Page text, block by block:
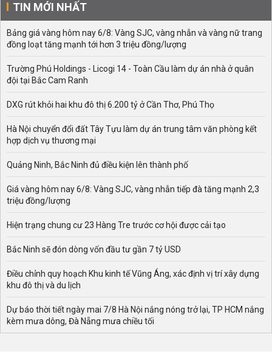
TIN MỚI NHẤT
Bảng giá vàng hôm nay 6/8: Vàng SJC, vàng nhẫn và vàng nữ trang
đồng loạt tăng mạnh tới hơn 3 triệu đồng/lượng
Trường Phú Holdings - Licogi 14 - Toàn Cầu làm dự án nhà ở quân
đội tại Bắc Cam Ranh
DXG rút khỏi hai khu đô thị 6.200 tỷ ở Cần Thơ, Phú Thọ
Hà Nội chuyển đổi đất Tây Tựu làm dự án trung tâm văn phòng kết
hợp dịch vụ thương mại
Quảng Ninh, Bắc Ninh đủ điều kiện lên thành phố
Giá vàng hôm nay 6/8: Vàng SJC, vàng nhẫn tiếp đà tăng mạnh 2,3
triệu đồng/lượng
Hiện trạng chung cư 23 Hàng Tre trước cơ hội được cải tạo
Bắc Ninh sẽ đón dòng vốn đầu tư gần 7 tỷ USD
Điều chỉnh quy hoạch Khu kinh tế Vũng Áng, xác định vị trí xây dựng
khu đô thị và du lịch
Dự báo thời tiết ngày mai 7/8 Hà Nội nắng nóng trở lại, TP HCM nắng
kèm mưa dông, Đà Nẵng mưa chiều tối